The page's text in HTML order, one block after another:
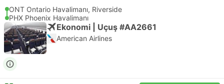
ONT Ontario Havalimanı, Riverside
PHX Phoenix Havalimanı
Ekonomi | Uçuş #AA2661
American Airlines